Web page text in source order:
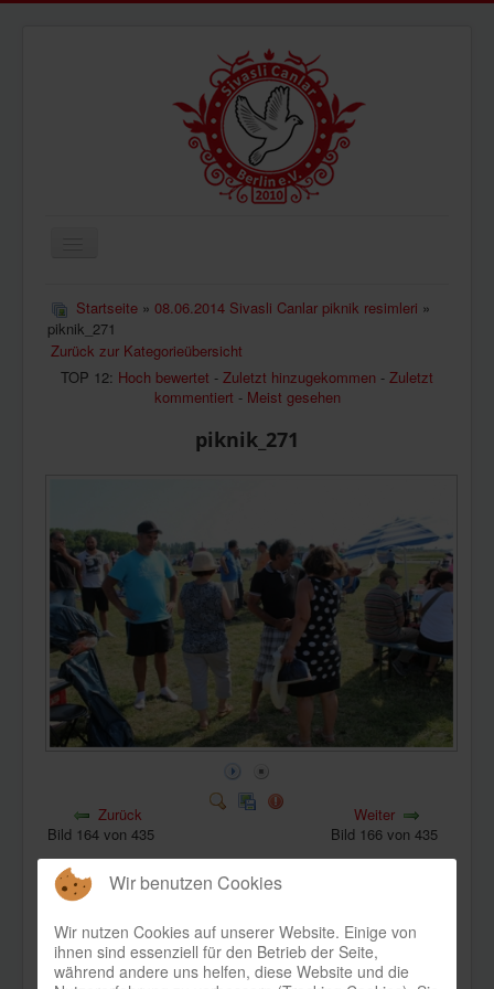
ÜBERUNS
AKTUELLES
BILDER
KONTAKT
Startseite » 08.06.2014 Sivasli Canlar piknik resimleri »
piknik_271
Zurück zur Kategorieübersicht
TOP 12: Hoch bewertet - Zuletzt hinzugekommen - Zuletzt
kommentiert - Meist gesehen
piknik_271
Zurück
Bild 164 von 435
Weiter
Bild 166 von 435
Bild-Informationen
Wir benutzen Cookies
Wir nutzen Cookies auf unserer Website. Einige von
ihnen sind essenziell für den Betrieb der Seite,
während andere uns helfen, diese Website und die